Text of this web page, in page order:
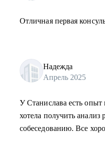
Отличная первая
Надежда
Апрель 2025
У Станислава есть
хотела получить анализ
собеседованию. Все